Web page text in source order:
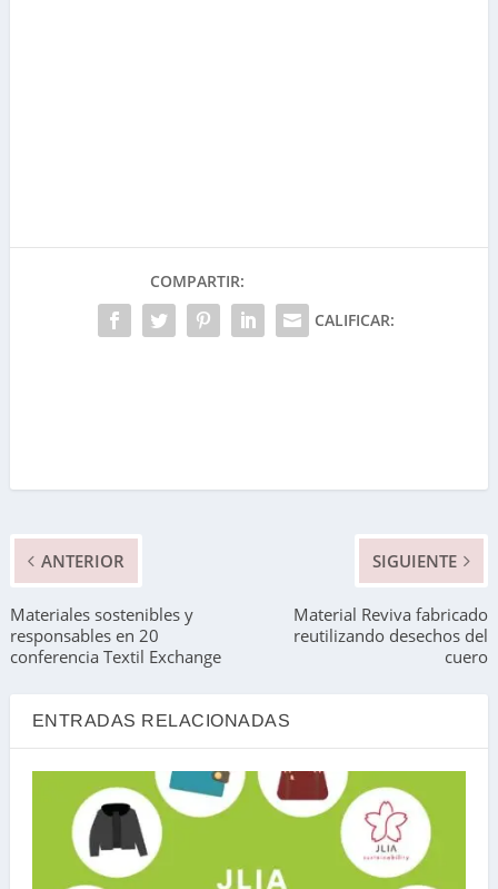
COMPARTIR:
CALIFICAR:
ANTERIOR
Materiales sostenibles y
responsables en 20
conferencia Textil Exchange
SIGUIENTE
Material Reviva fabricado
reutilizando desechos del
cuero
ENTRADAS RELACIONADAS